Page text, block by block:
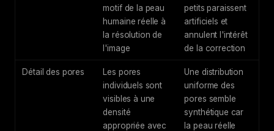
motif de la peau
humaine réelle à
la résolution de
l'image
petits paraissent
artificiels et
annulent l'intérêt
de la correction
Détail des pores
Les pores
individuels sont
visibles à une
densité
appropriée avec
Une distribution
uniforme des
pores semble
synthétique car
la peau réelle